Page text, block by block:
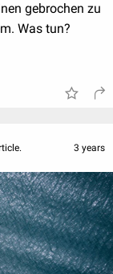
gebrochen zu
Was tun?
3 years